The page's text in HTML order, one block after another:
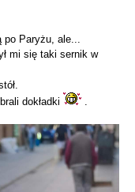
po Paryżu, ale...
mi się taki sernik w
dokładki
.